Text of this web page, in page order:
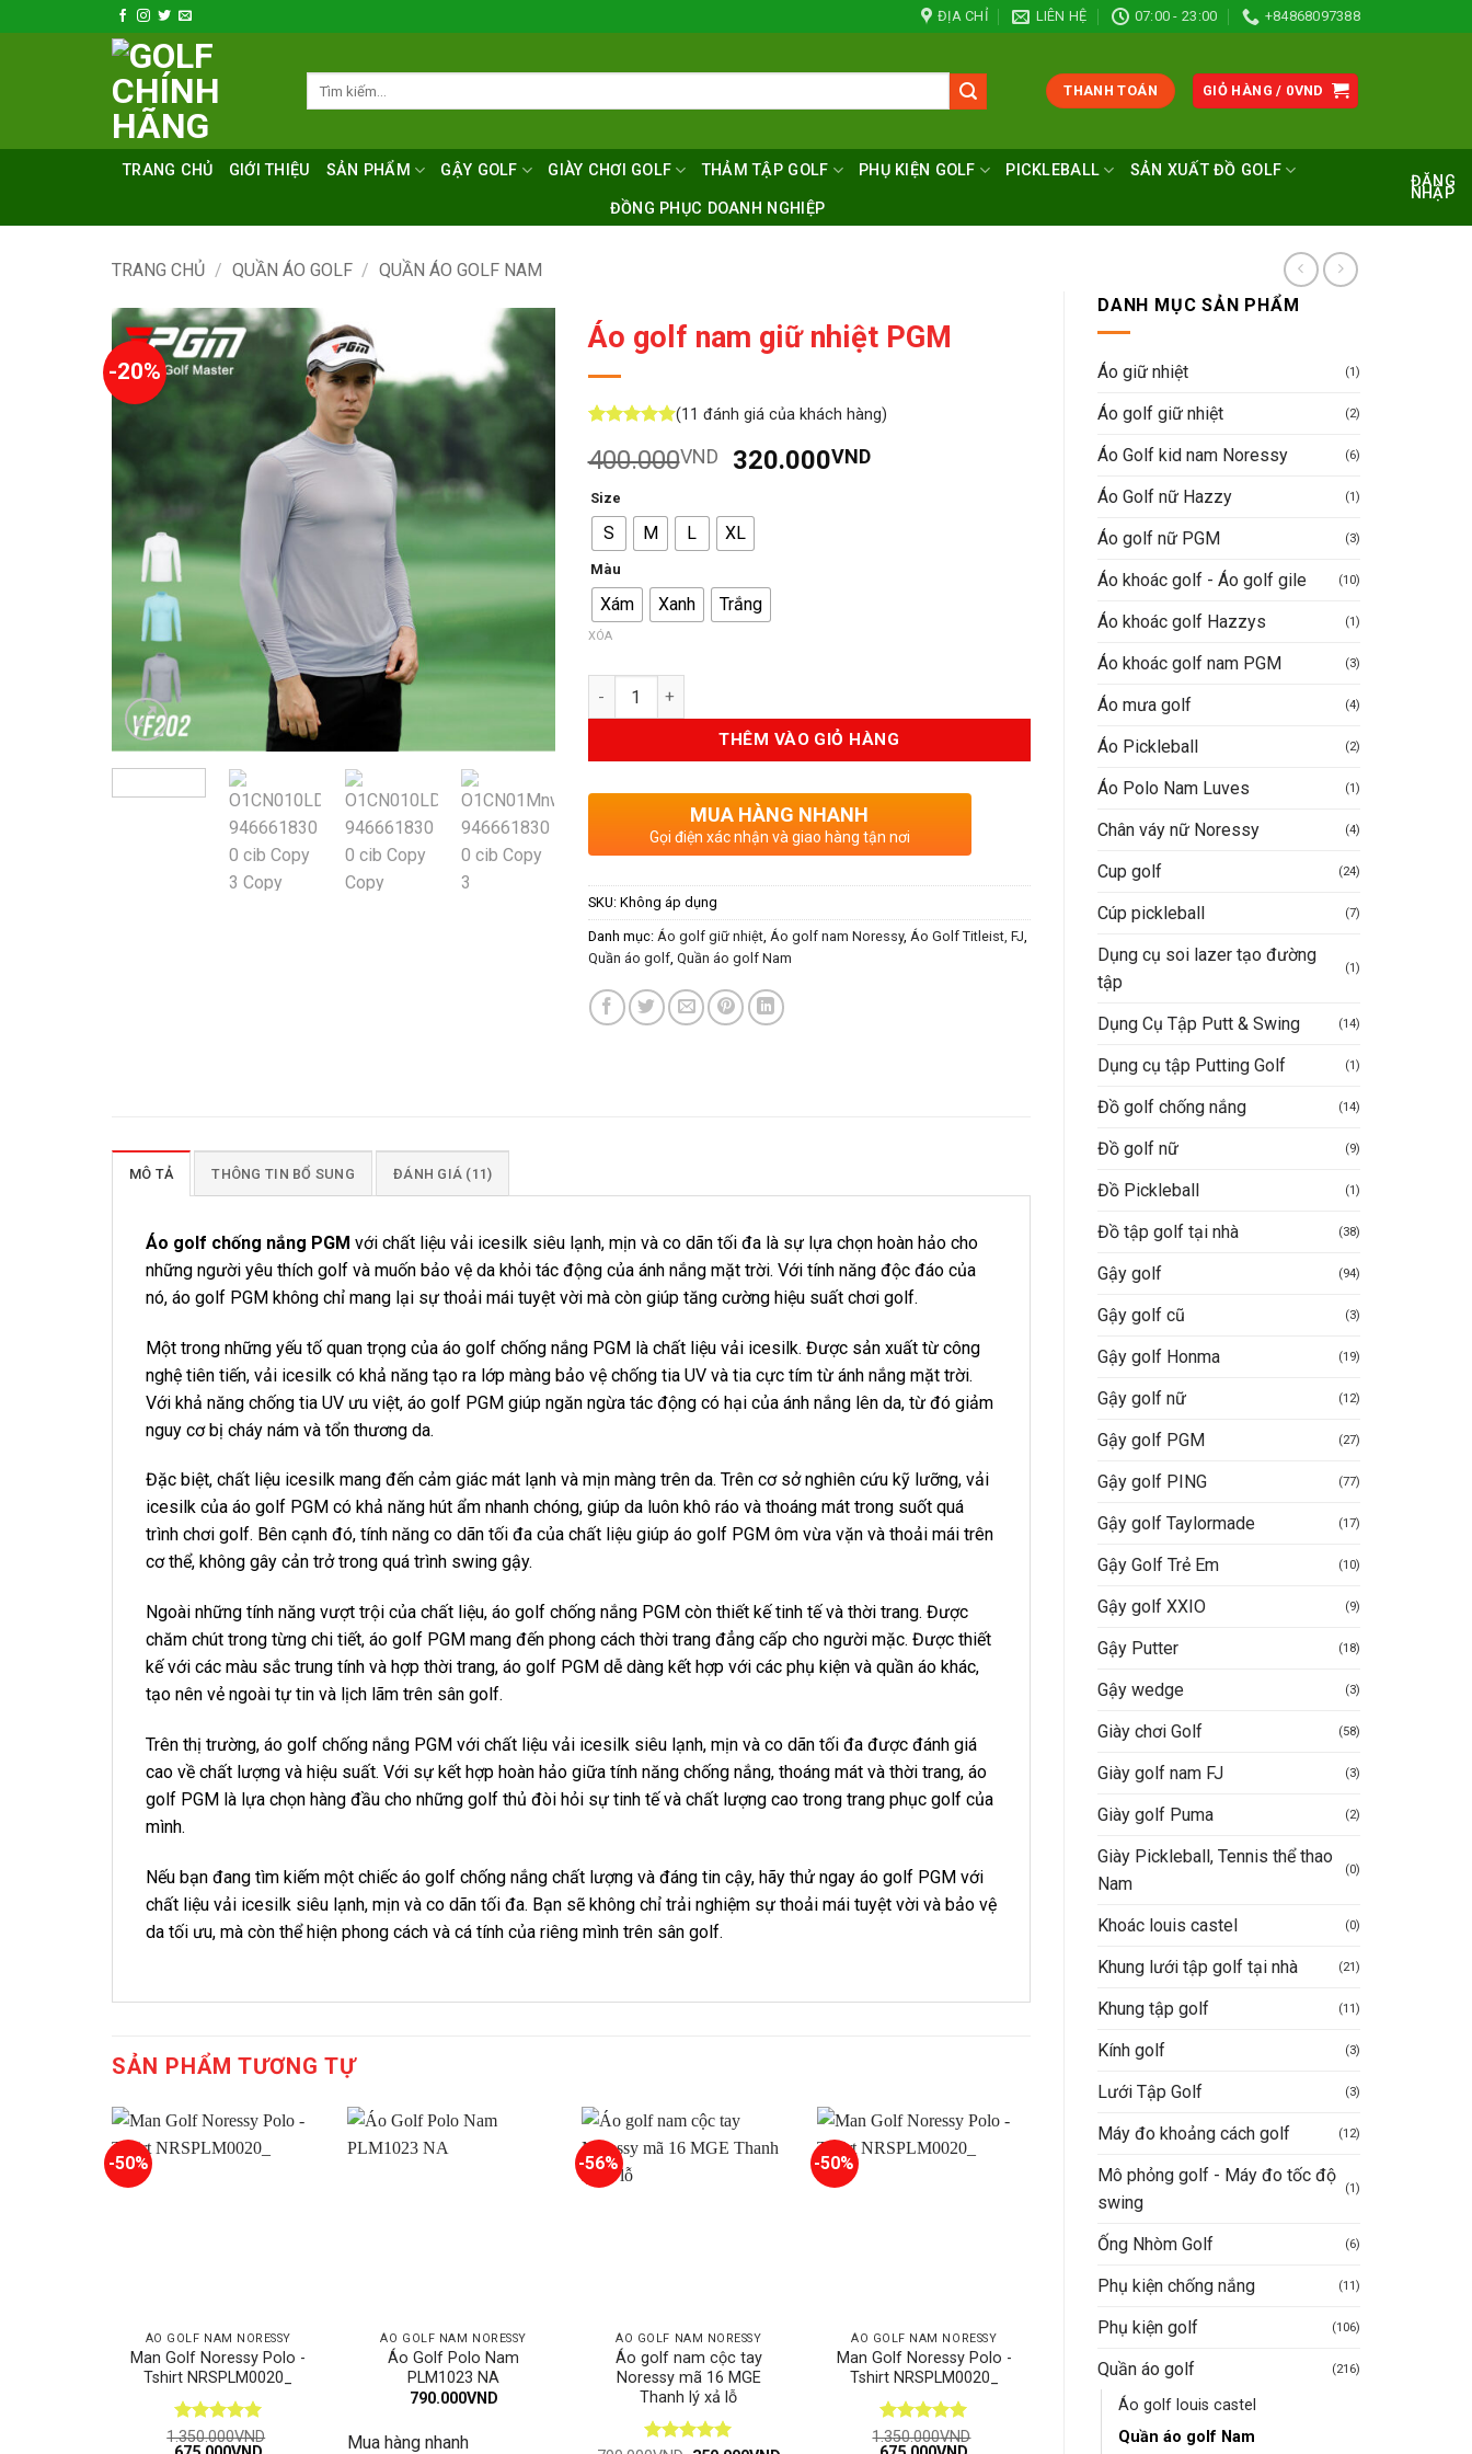
qua
ĐỊA CHỈ LIÊN HỆ 07:00 - 23:00 +84868097388
THANH TOÁN GIỎ HÀNG / 0VND
TRANG CHỦ GIỚI THIỆU SẢN PHẨM GẬY GOLF GIÀY CHƠI GOLF THẢM TẬP GOLF PHỤ KIỆN GOLF PICKLEBALL SẢN XUẤT ĐỒ GOLF
ĐỒNG PHỤC DOANH NGHIỆP
ĐĂNG
NHẬP
TRANG CHỦ / QUẦN ÁO GOLF / QUẦN ÁO GOLF NAM
DANH MỤC SẢN PHẨM
Áo giữ nhiệt (1)
Áo golf giữ nhiệt (2)
Áo Golf kid nam Noressy (6)
Áo Golf nữ Hazzy (1)
Áo golf nữ PGM (3)
Áo khoác golf - Áo golf gile (10)
Áo khoác golf Hazzys (1)
Áo khoác golf nam PGM (3)
Áo mưa golf (4)
Áo Pickleball (2)
Áo Polo Nam Luves (1)
Chân váy nữ Noressy (4)
Cup golf (24)
Cúp pickleball (7)
Dụng cụ soi lazer tạo đường
tập
(1)
Dụng Cụ Tập Putt & Swing (14)
Dụng cụ tập Putting Golf (1)
Đồ golf chống nắng (14)
Đồ golf nữ (9)
Đồ Pickleball (1)
Đồ tập golf tại nhà (38)
Gậy golf (94)
Gậy golf cũ (3)
Gậy golf Honma (19)
Gậy golf nữ (12)
Gậy golf PGM (27)
Gậy golf PING (77)
Gậy golf Taylormade (17)
Gậy Golf Trẻ Em (10)
Gậy golf XXIO (9)
Gậy Putter (18)
Gậy wedge (3)
Giày chơi Golf (58)
Giày golf nam FJ (3)
Giày golf Puma (2)
Giày Pickleball, Tennis thể thao
Nam
(0)
Khoác louis castel (0)
Khung lưới tập golf tại nhà (21)
Khung tập golf (11)
Kính golf (3)
Lưới Tập Golf (3)
Máy đo khoảng cách golf (12)
Mô phỏng golf - Máy đo tốc độ
swing
(1)
Ống Nhòm Golf (6)
Phụ kiện chống nắng (11)
Phụ kiện golf (106)
Quần áo golf (216)
Áo golf louis castel
Quần áo golf Nam
-20%
Áo golf nam giữ nhiệt PGM
dựa trên
đánh giá
(11 đánh giá của khách hàng)
400.000VND
Giá
là:
400.000VND.
320.000VNDGiá
Size
S M L XL
Màu
Xám Xanh Trắng
XÓA
Số lượng
THÊM VÀO GIỎ HÀNG
MUA HÀNG NHANH
Gọi điện xác nhận và giao hàng tận nơi
SKU: Không áp dụng
Danh mục: Áo golf giữ nhiệt, Áo golf nam Noressy, Áo Golf Titleist, FJ
Quần áo golf, Quần áo golf Nam
MÔ TẢ THÔNG TIN BỔ SUNG ĐÁNH GIÁ (11)
Áo golf chống nắng PGM với chất liệu vải icesilk siêu lạnh, mịn và co dãn tối đa là sự lựa chọn hoàn hảo cho
những người yêu thích golf và muốn bảo vệ da khỏi tác động của ánh nắng mặt trời. Với tính năng độc đáo của
nó, áo golf PGM không chỉ mang lại sự thoải mái tuyệt vời mà còn giúp tăng cường hiệu suất chơi golf.
Một trong những yếu tố quan trọng của áo golf chống nắng PGM là chất liệu vải icesilk. Được sản xuất từ công
nghệ tiên tiến, vải icesilk có khả năng tạo ra lớp màng bảo vệ chống tia UV và tia cực tím từ ánh nắng mặt trời.
Với khả năng chống tia UV ưu việt, áo golf PGM giúp ngăn ngừa tác động có hại của ánh nắng lên da, từ đó giảm
nguy cơ bị cháy nám và tổn thương da.
Đặc biệt, chất liệu icesilk mang đến cảm giác mát lạnh và mịn màng trên da. Trên cơ sở nghiên cứu kỹ lưỡng, vải
icesilk của áo golf PGM có khả năng hút ẩm nhanh chóng, giúp da luôn khô ráo và thoáng mát trong suốt quá
trình chơi golf. Bên cạnh đó, tính năng co dãn tối đa của chất liệu giúp áo golf PGM ôm vừa vặn và thoải mái trên
cơ thể, không gây cản trở trong quá trình swing gậy.
Ngoài những tính năng vượt trội của chất liệu, áo golf chống nắng PGM còn thiết kế tinh tế và thời trang. Được
chăm chút trong từng chi tiết, áo golf PGM mang đến phong cách thời trang đẳng cấp cho người mặc. Được thiết
kế với các màu sắc trung tính và hợp thời trang, áo golf PGM dễ dàng kết hợp với các phụ kiện và quần áo khác,
tạo nên vẻ ngoài tự tin và lịch lãm trên sân golf.
Trên thị trường, áo golf chống nắng PGM với chất liệu vải icesilk siêu lạnh, mịn và co dãn tối đa được đánh giá
cao về chất lượng và hiệu suất. Với sự kết hợp hoàn hảo giữa tính năng chống nắng, thoáng mát và thời trang, áo
golf PGM là lựa chọn hàng đầu cho những golf thủ đòi hỏi sự tinh tế và chất lượng cao trong trang phục golf của
mình.
Nếu bạn đang tìm kiếm một chiếc áo golf chống nắng chất lượng và đáng tin cậy, hãy thử ngay áo golf PGM với
chất liệu vải icesilk siêu lạnh, mịn và co dãn tối đa. Bạn sẽ không chỉ trải nghiệm sự thoải mái tuyệt vời và bảo vệ
da tối ưu, mà còn thể hiện phong cách và cá tính của riêng mình trên sân golf.
SẢN PHẨM TƯƠNG TỰ
-50%
ÁO GOLF NAM NORESSY
Man Golf Noressy Polo -
Tshirt NRSPLM0020_
Được xếp
1.350.000VND
ÁO GOLF NAM NORESSY
Áo Golf Polo Nam
PLM1023 NA
790.000VND
Mua hàng nhanh
-56%
ÁO GOLF NAM NORESSY
Áo golf nam cộc tay
Noressy mã 16 MGE
Thanh lý xả lỗ
-50%
ÁO GOLF NAM NORESSY
Man Golf Noressy Polo -
Tshirt NRSPLM0020_
Được xếp
1.350.000VND
ÁO GOLF NAM NORESSY
Áo golf nam ngắn tay
Noressy mã 22
790.000VND Giá
gốc
là:
790.000VND.
500.000VNDGiá
hiện
là:
Mua hàng nhanh
-62%
ÁO GOLF NAM NIKE